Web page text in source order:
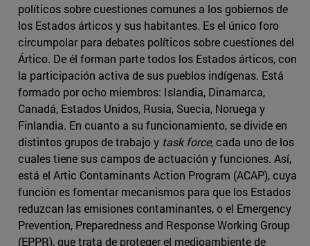
políticos sobre cuestiones comunes a los gobiernos de
los Estados árticos y sus habitantes. Es el único foro
circumpolar para debates políticos sobre cuestiones del
Ártico. De él forman parte todos los Estados árticos, con
la participación activa de sus pueblos indígenas. Está
formado por ocho miembros: Islandia, Dinamarca,
Canadá, Estados Unidos, Rusia, Suecia, Noruega y
Finlandia. En cuanto a su funcionamiento, se divide en
distintos grupos de trabajo y task force, cada uno de los
cuales tiene sus campos de actuación y funciones. Así,
está el Artic Contaminants Action Program (ACAP), cuya
función es fomentar mecanismos para que los Estados
reduzcan las emisiones contaminantes, o el Emergency
Prevention, Preparedness and Response Working Group
(EPPR), que trata de proteger el medioambiente de